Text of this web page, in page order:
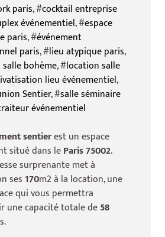
paris, #cocktail entreprise
événementiel, #espace
paris, #événement
paris, #lieu atypique paris,
bohème, #location salle
lieu événementiel,
Sentier, #salle séminaire
événementiel
sentierest un espace
situé dans leParis 75002.
surprenante met à
ses 170m2 à la location, une
qui vous permettra
une capacité totale de58